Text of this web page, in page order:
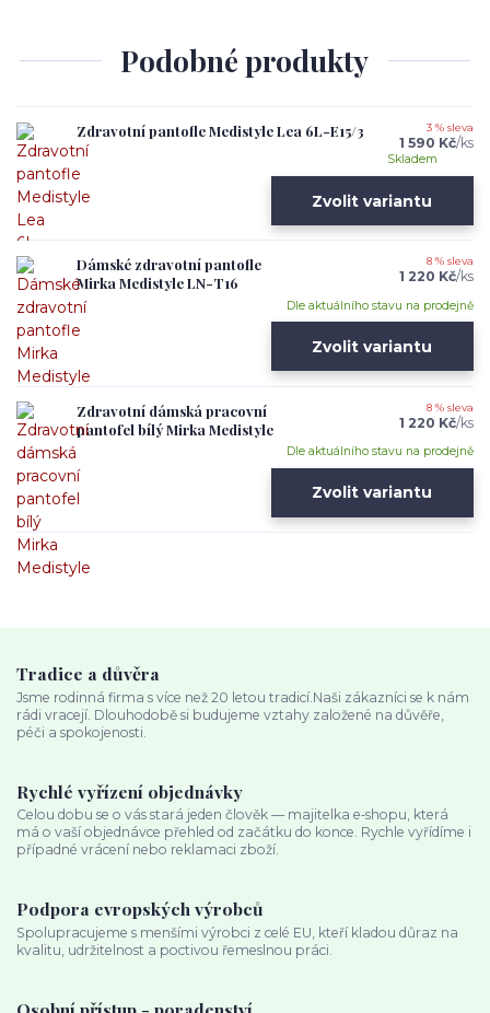
Podobné produkty
Zdravotní pantofle Medistyle Lea 6L-E15/3 3 % sleva
1 590 Kč/ks
Skladem
Zvolit variantu
Dámské zdravotní pantofle
Mirka Medistyle LN-T16
8 % sleva
1 220 Kč/ks
Dle aktuálního stavu na prodejně
Zvolit variantu
Zdravotní dámská pracovní
pantofel bílý Mirka Medistyle
8 % sleva
1 220 Kč/ks
Dle aktuálního stavu na prodejně
Zvolit variantu
Tradice a důvěra
Jsme rodinná firma s více než 20 letou tradicí.Naši zákazníci se k nám
rádi vracejí. Dlouhodobě si budujeme vztahy založené na důvěře,
péči a spokojenosti.
Rychlé vyřízení objednávky
Celou dobu se o vás stará jeden člověk — majitelka e‑shopu, která
má o vaší objednávce přehled od začátku do konce. Rychle vyřídíme i
případné vrácení nebo reklamaci zboží.
Podpora evropských výrobců
Spolupracujeme s menšími výrobci z celé EU, kteří kladou důraz na
kvalitu, udržitelnost a poctivou řemeslnou práci.